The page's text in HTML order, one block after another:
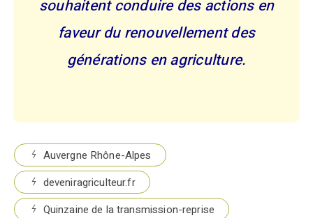
souhaitent conduire des actions en
faveur du renouvellement des
générations en agriculture.
Auvergne Rhône-Alpes
deveniragriculteur.fr
Quinzaine de la transmission-reprise